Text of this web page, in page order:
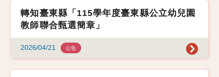
轉知臺東縣「115學年度臺東縣公立幼兒園
教師聯合甄選簡章」
2026/04/21 公告